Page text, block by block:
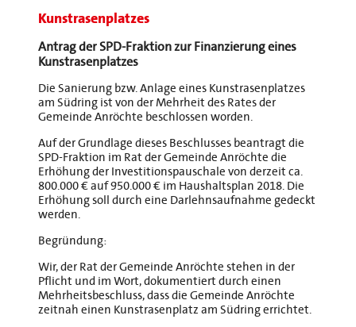
Kunstrasenplatzes
Antrag der SPD-Fraktion zur Finanzierung eines
Kunstrasenplatzes
Die Sanierung bzw. Anlage eines Kunstrasenplatzes
am Südring ist von der Mehrheit des Rates der
Gemeinde Anröchte beschlossen worden.
Auf der Grundlage dieses Beschlusses beantragt die
SPD-Fraktion im Rat der Gemeinde Anröchte die
Erhöhung der Investitionspauschale von derzeit ca.
800.000 € auf 950.000 € im Haushaltsplan 2018. Die
Erhöhung soll durch eine Darlehnsaufnahme gedeckt
werden.
Begründung:
Wir, der Rat der Gemeinde Anröchte stehen in der
Pflicht und im Wort, dokumentiert durch einen
Mehrheitsbeschluss, dass die Gemeinde Anröchte
zeitnah einen Kunstrasenplatz am Südring errichtet.